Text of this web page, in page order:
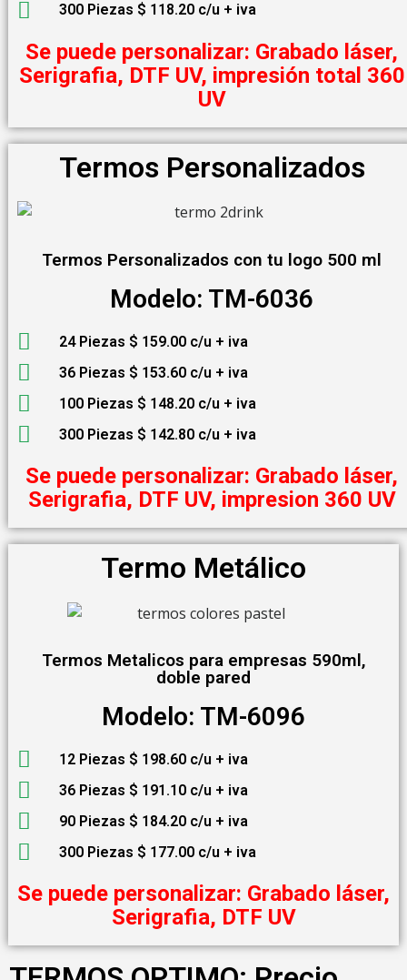
300 Piezas $ 118.20 c/u + iva
Se puede personalizar: Grabado láser,
Serigrafia, DTF UV, impresión total 360
UV
Termos Personalizados
Termos Personalizados con tu logo 500 ml
Modelo: TM-6036
24 Piezas $ 159.00 c/u + iva
36 Piezas $ 153.60 c/u + iva
100 Piezas $ 148.20 c/u + iva
300 Piezas $ 142.80 c/u + iva
Se puede personalizar: Grabado láser,
Serigrafia, DTF UV, impresion 360 UV
Termo Metálico
Termos Metalicos para empresas 590ml,
doble pared
Modelo: TM-6096
12 Piezas $ 198.60 c/u + iva
36 Piezas $ 191.10 c/u + iva
90 Piezas $ 184.20 c/u + iva
300 Piezas $ 177.00 c/u + iva
Se puede personalizar: Grabado láser,
Serigrafia, DTF UV